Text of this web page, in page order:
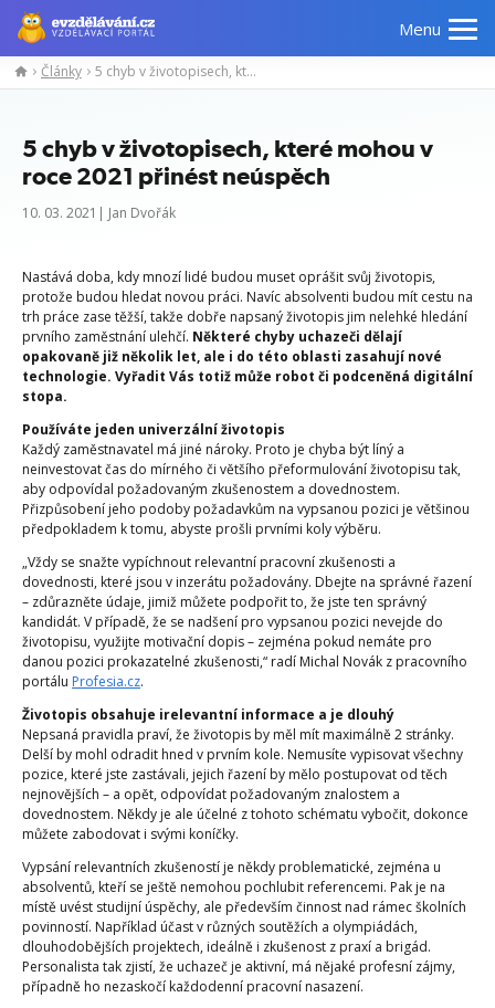
Menu
Články 5 chyb v životopisech, které mohou v roce 2021 přinést neúspěch
5 chyb v životopisech, které mohou v
roce 2021 přinést neúspěch
10. 03. 2021| Jan Dvořák
Nastává doba, kdy mnozí lidé budou muset oprášit svůj životopis,
protože budou hledat novou práci. Navíc absolventi budou mít cestu na
trh práce zase těžší, takže dobře napsaný životopis jim nelehké hledání
prvního zaměstnání ulehčí. Některé chyby uchazeči dělají
opakovaně již několik let, ale i do této oblasti zasahují nové
technologie. Vyřadit Vás totiž může robot či podceněná digitální
stopa.
Používáte jeden univerzální životopis
Každý zaměstnavatel má jiné nároky. Proto je chyba být líný a
neinvestovat čas do mírného či většího přeformulování životopisu tak,
aby odpovídal požadovaným zkušenostem a dovednostem.
Přizpůsobení jeho podoby požadavkům na vypsanou pozici je většinou
předpokladem k tomu, abyste prošli prvními koly výběru.
„Vždy se snažte vypíchnout relevantní pracovní zkušenosti a
dovednosti, které jsou v inzerátu požadovány. Dbejte na správné řazení
– zdůrazněte údaje, jimiž můžete podpořit to, že jste ten správný
kandidát. V případě, že se nadšení pro vypsanou pozici nevejde do
životopisu, využijte motivační dopis – zejména pokud nemáte pro
danou pozici prokazatelné zkušenosti,“ radí Michal Novák z pracovního
portálu Profesia.cz.
Životopis obsahuje irelevantní informace a je dlouhý
Nepsaná pravidla praví, že životopis by měl mít maximálně 2 stránky.
Delší by mohl odradit hned v prvním kole. Nemusíte vypisovat všechny
pozice, které jste zastávali, jejich řazení by mělo postupovat od těch
nejnovějších – a opět, odpovídat požadovaným znalostem a
dovednostem. Někdy je ale účelné z tohoto schématu vybočit, dokonce
můžete zabodovat i svými koníčky.
Vypsání relevantních zkušeností je někdy problematické, zejména u
absolventů, kteří se ještě nemohou pochlubit referencemi. Pak je na
místě uvést studijní úspěchy, ale především činnost nad rámec školních
povinností. Například účast v různých soutěžích a olympiádách,
dlouhodobějších projektech, ideálně i zkušenost z praxí a brigád.
Personalista tak zjistí, že uchazeč je aktivní, má nějaké profesní zájmy,
případně ho nezaskočí každodenní pracovní nasazení.